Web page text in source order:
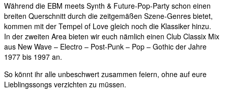
Während die EBM meets Synth & Future-Pop-Party schon einen
breiten Querschnitt durch die zeitgemäßen Szene-Genres bietet,
kommen mit der Tempel of Love gleich noch die Klassiker hinzu.
In der zweiten Area bieten wir euch nämlich einen Club Classix Mix
aus New Wave – Electro – Post-Punk – Pop – Gothic der Jahre
1977 bis 1997 an.
So könnt ihr alle unbeschwert zusammen feiern, ohne auf eure
Lieblingssongs verzichten zu müssen.